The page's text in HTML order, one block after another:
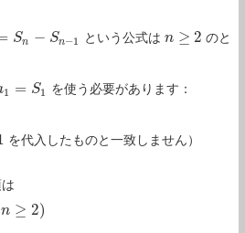
Sn − Sn−1
n −S n−1 という公式は n ≥ 2
n≥ 2
のと
1 = S1
1 =S1
を使う必要があります：
を代入したものと一致しません）
n ≥ 2)